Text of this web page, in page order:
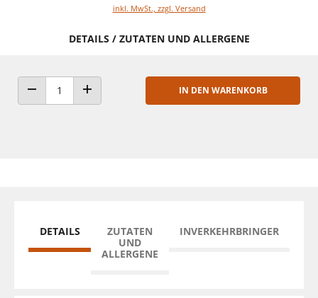
inkl. MwSt., zzgl. Versand
DETAILS / ZUTATEN UND ALLERGENE
ANZAHL VERRINGERNANZAHL ERHÖHEN
IN DEN WARENKORB
DETAILS
ZUTATEN
UND
ALLERGENE
INVERKEHRBRINGER